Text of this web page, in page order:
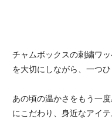
チャムボックスの刺繍ワ
を大切にしながら、一つ
あの頃の温かさをもう一
にこだわり、身近なアイ